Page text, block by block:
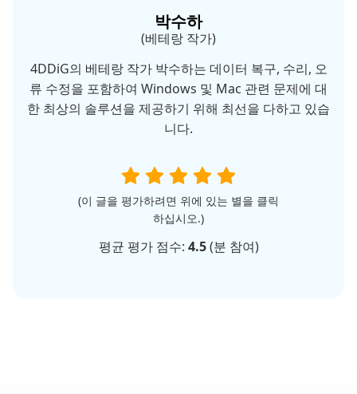
박수하
(베테랑 작가)
4DDiG의 베테랑 작가 박수하는 데이터 복구, 수리, 오
류 수정을 포함하여 Windows 및 Mac 관련 문제에 대
한 최상의 솔루션을 제공하기 위해 최선을 다하고 있습
니다.
(이 글을 평가하려면 위에 있는 별을 클릭
하십시오.)
평균 평가 점수: 4.5(분 참여)